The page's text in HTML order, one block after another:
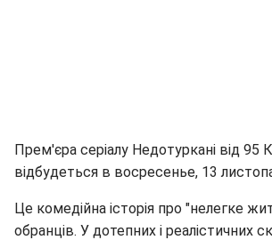
Прем'єра серіалу Недотуркані від 95
відбудеться в восресенье, 13
Це комедійна історія про "нелегке
обранців. У дотепних і реалістичних